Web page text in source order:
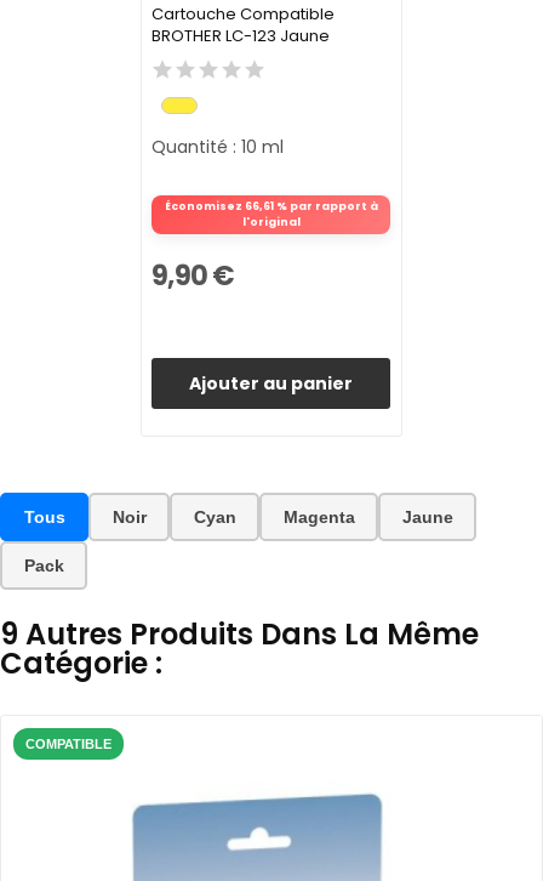
Cartouche Compatible
BROTHER LC-123 Jaune
Économisez 66,61 % par rapport à
l'original
Quantité : 10 ml
9,90 €
Ajouter au panier
Tous Noir Cyan Magenta Jaune
Pack
9 Autres Produits Dans La Même
Catégorie :
COMPATIBLE